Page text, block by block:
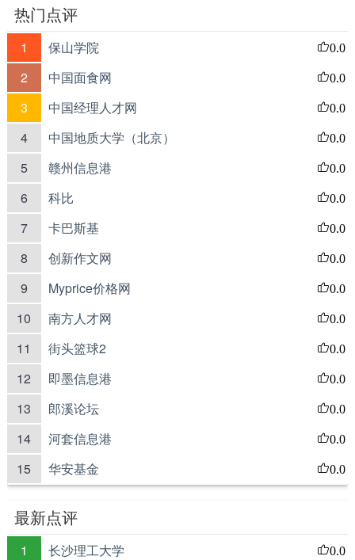
热门点评
1 保山学院 0.0
2 中国面食网 0.0
3 中国经理人才网 0.0
4 中国地质大学（北京） 0.0
5 赣州信息港 0.0
6 科比 0.0
7 卡巴斯基 0.0
8 创新作文网 0.0
9 Myprice价格网 0.0
10 南方人才网 0.0
11 街头篮球2 0.0
12 即墨信息港 0.0
13 郎溪论坛 0.0
14 河套信息港 0.0
15 华安基金 0.0
最新点评
1 长沙理工大学 0.0